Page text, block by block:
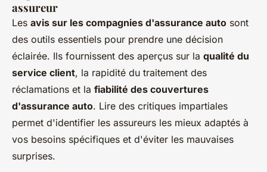
assureur
Les avis sur les compagnies d'assurance auto sont
des outils essentiels pour prendre une décision
éclairée. Ils fournissent des aperçus sur la qualité du
service client, la rapidité du traitement des
réclamations et la fiabilité des couvertures
d'assurance auto. Lire des critiques impartiales
permet d'identifier les assureurs les mieux adaptés à
vos besoins spécifiques et d'éviter les mauvaises
surprises.